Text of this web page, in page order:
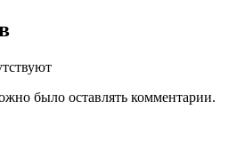
было оставлять комментарии.